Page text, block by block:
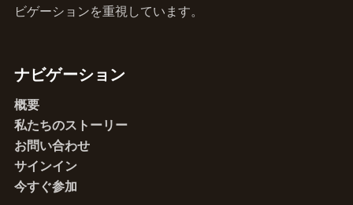
ビゲーションを重視しています。
ナビゲーション
概要
私たちのストーリー
お問い合わせ
サインイン
今すぐ参加